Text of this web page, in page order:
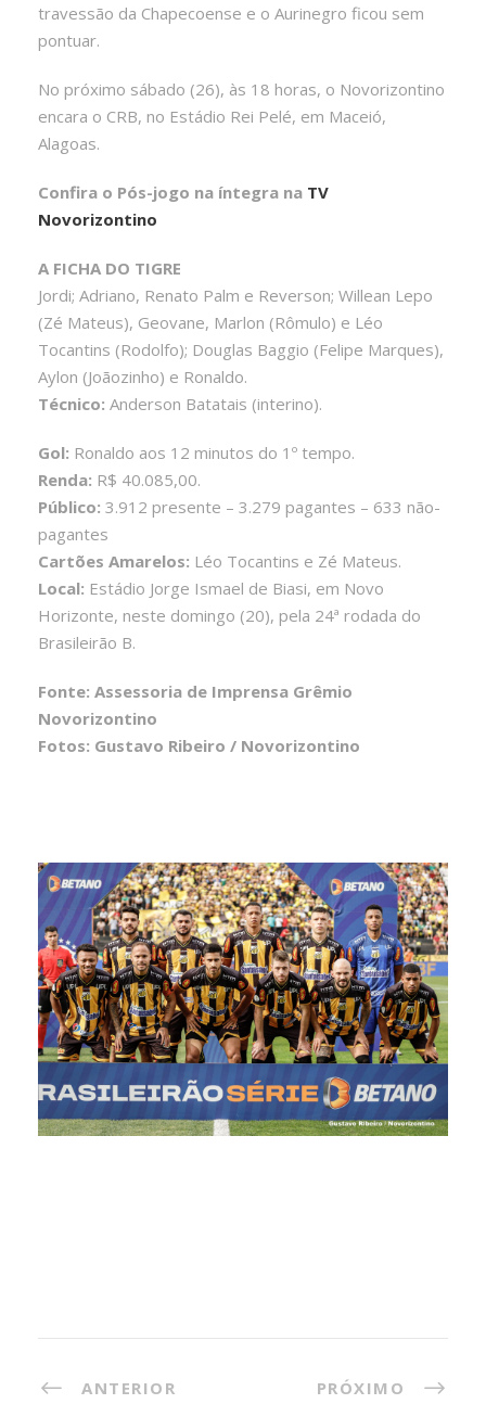
travessão da Chapecoense e o Aurinegro ficou sem
pontuar.
No próximo sábado (26), às 18 horas, o Novorizontino
encara o CRB, no Estádio Rei Pelé, em Maceió,
Alagoas.
Confira o Pós-jogo na íntegra na TV
Novorizontino
A FICHA DO TIGRE
Jordi; Adriano, Renato Palm e Reverson; Willean Lepo
(Zé Mateus), Geovane, Marlon (Rômulo) e Léo
Tocantins (Rodolfo); Douglas Baggio (Felipe Marques),
Aylon (Joãozinho) e Ronaldo.
Técnico: Anderson Batatais (interino).
Gol: Ronaldo aos 12 minutos do 1º tempo.
Renda: R$ 40.085,00.
Público: 3.912 presente – 3.279 pagantes – 633 não-
pagantes
Cartões Amarelos: Léo Tocantins e Zé Mateus.
Local: Estádio Jorge Ismael de Biasi, em Novo
Horizonte, neste domingo (20), pela 24ª rodada do
Brasileirão B.
Fonte: Assessoria de Imprensa Grêmio
Novorizontino
Fotos: Gustavo Ribeiro / Novorizontino
ANTERIOR PRÓXIMO